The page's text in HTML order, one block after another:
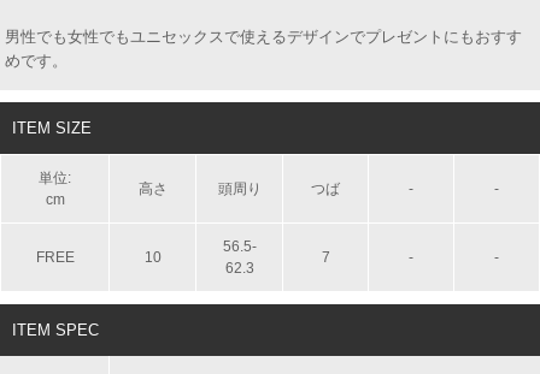
男性でも女性でもユニセックスで使えるデザインでプレゼントにもおすす
めです。
ITEM SIZE
単位:
cm
高さ 頭周り つば - -
FREE 10
56.5-
62.3
7 - -
ITEM SPEC